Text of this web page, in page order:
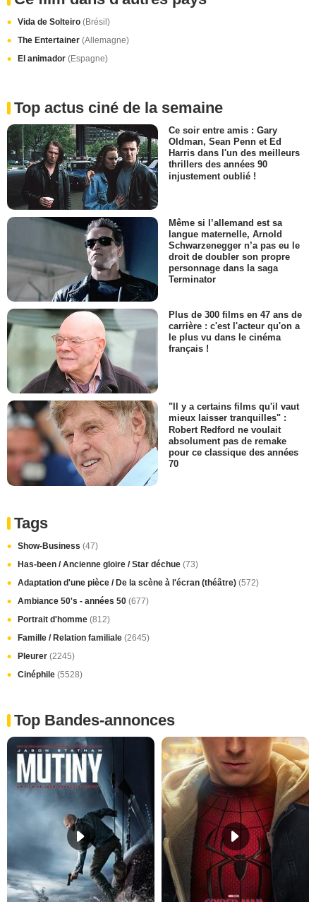
Vida de Solteiro (Brésil)
The Entertainer (Allemagne)
El animador (Espagne)
Top actus ciné de la semaine
Ce soir entre amis : Gary
Oldman, Sean Penn et Ed
Harris dans l'un des meilleurs
thrillers des années 90
injustement oublié !
Même si l’allemand est sa
langue maternelle, Arnold
Schwarzenegger n’a pas eu le
droit de doubler son propre
personnage dans la saga
Terminator
Plus de 300 films en 47 ans de
carrière : c'est l'acteur qu'on a
le plus vu dans le cinéma
français !
"Il y a certains films qu'il vaut
mieux laisser tranquilles" :
Robert Redford ne voulait
absolument pas de remake
pour ce classique des années
70
Tags
Show-Business (47)
Has-been / Ancienne gloire / Star déchue (73)
Adaptation d'une pièce / De la scène à l'écran (théâtre) (572)
Ambiance 50's - années 50 (677)
Portrait d'homme (812)
Famille / Relation familiale (2645)
Pleurer (2245)
Cinéphile (5528)
Top Bandes-annonces